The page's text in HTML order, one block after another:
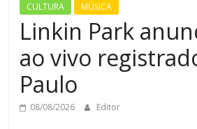
CULTURA MÚSICA
Linkin Park
ao vivo
Paulo
08/08/2026 Editor